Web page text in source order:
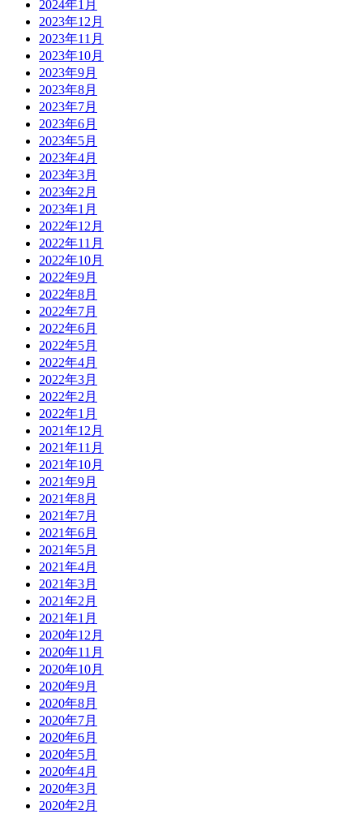
2024年1月
2023年12月
2023年11月
2023年10月
2023年9月
2023年8月
2023年7月
2023年6月
2023年5月
2023年4月
2023年3月
2023年2月
2023年1月
2022年12月
2022年11月
2022年10月
2022年9月
2022年8月
2022年7月
2022年6月
2022年5月
2022年4月
2022年3月
2022年2月
2022年1月
2021年12月
2021年11月
2021年10月
2021年9月
2021年8月
2021年7月
2021年6月
2021年5月
2021年4月
2021年3月
2021年2月
2021年1月
2020年12月
2020年11月
2020年10月
2020年9月
2020年8月
2020年7月
2020年6月
2020年5月
2020年4月
2020年3月
2020年2月